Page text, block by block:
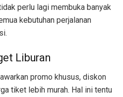
perlu lagi membuka banyak
kebutuhan perjalanan
Liburan
promo khusus, diskon
tiket lebih murah. Hal ini tentu